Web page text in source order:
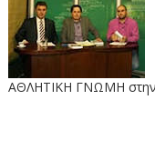
ΑΘΛΗΤΙΚΗ ΓΝΩΜΗ